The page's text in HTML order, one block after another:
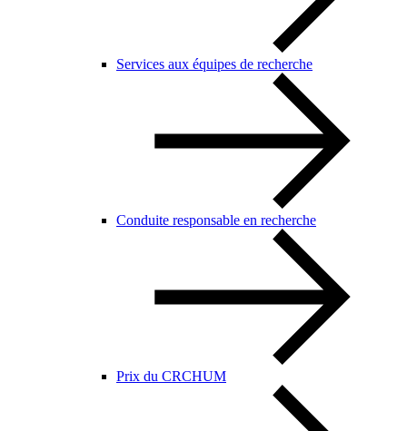
Services aux équipes de recherche
Conduite responsable en recherche
Prix du CRCHUM